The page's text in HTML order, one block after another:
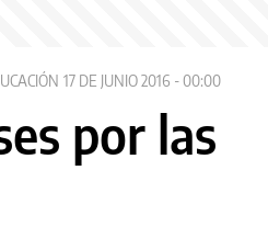
17 DE JUNIO 2016 - 00:00
por las